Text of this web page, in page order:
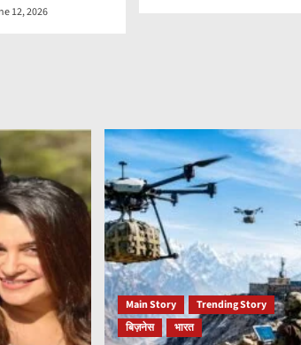
12, 2026
Main Story
Trending Story
बिज़नेस
भारत